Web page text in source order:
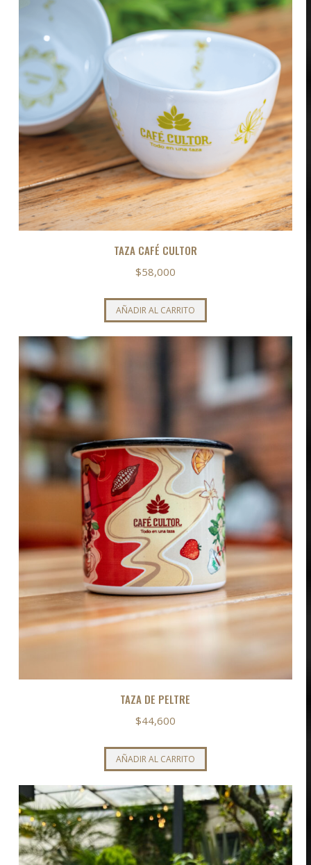
TAZA CAFÉ CULTOR
$58,000
AÑADIR AL CARRITO
TAZA DE PELTRE
$44,600
AÑADIR AL CARRITO